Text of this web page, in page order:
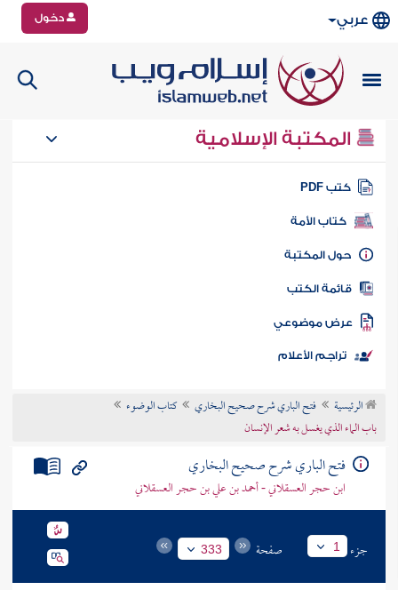
عربي دخول
المكتبة الإسلامية
كتب PDF
كتاب الأمة
المكتبة
الكتب
موضوعي
تراجم الأعلام
الرئيسية فتح الباري شرح صحيح البخاري
كتاب الوضوء
باب الماء الذي يغسل به شعر الإنسان
فتح الباري شرح صحيح البخاري
ابن حجر العسقلاني - أحمد بن علي بن حجر العسقلاني
جزء 1 صفحة 333